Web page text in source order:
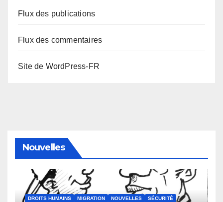
Flux des publications
Flux des commentaires
Site de WordPress-FR
Nouvelles
DROITS HUMAINS MIGRATION NOUVELLES SÉCURITÉ